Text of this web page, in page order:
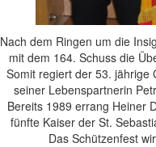
Nach dem Ringen um die
mit dem 164. Schuss die
Somit regiert der 53.
seiner Lebenspartnerin
Bereits 1989 errang Heiner
fünfte Kaiser der St.
Das Schützenfest